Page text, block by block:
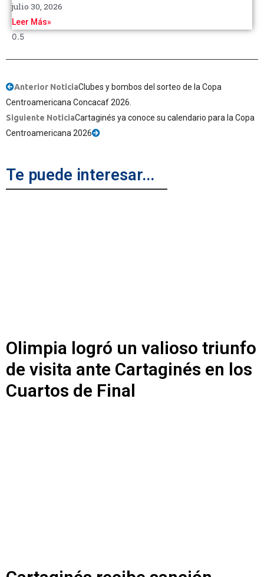
julio 30, 2026
Leer Más»
Anterior NoticiaClubes y bombos del sorteo de la Copa
Centroamericana Concacaf 2026.
Siguiente NoticiaCartaginés ya conoce su calendario para la Copa
Centroamericana 2026
Te puede interesar...
Olimpia logró un valioso triunfo
de visita ante Cartaginés en los
Cuartos de Final